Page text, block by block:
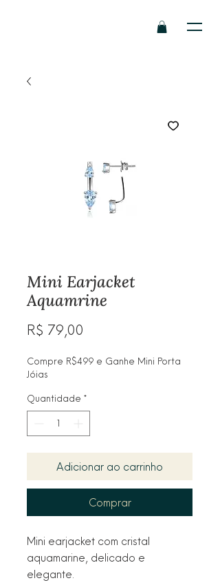
Mini Earjacket
Aquamrine
R$ 79,00
Compre R$499 e Ganhe Mini Porta
Jóias
Quantidade *
Adicionar ao carrinho
Comprar
Mini earjacket com cristal
aquamarine, delicado e
elegante.